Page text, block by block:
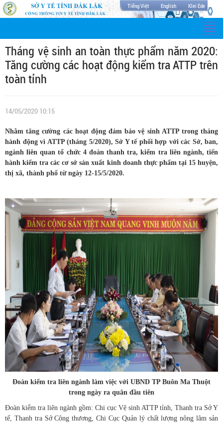
Tiếng Việt English Klei Ede
Tháng vệ sinh an toàn thực phẩm năm 2020:
Tăng cường các hoạt động kiểm tra ATTP trên
toàn tỉnh
14/05/2020 10:15
Nhằm tăng cường các hoạt động đảm bảo vệ sinh ATTP trong tháng
hành động vì ATTP (tháng 5/2020), Sở Y tế phối hợp với các Sở, ban,
ngành liên quan tổ chức 4 đoàn thanh tra, kiểm tra liên ngành, tiến
hành kiểm tra các cơ sở sản xuất kinh doanh thực phẩm tại 15 huyện,
thị xã, thành phố từ ngày 12-15/5/2020.
Đoàn kiểm tra liên ngành làm việc với UBND TP Buôn Ma Thuột
trong ngày ra quân đầu tiên
Đoàn kiểm tra liên ngành gồm: Chi cục Vệ sinh ATTP tỉnh, Thanh tra Sở Y
tế, Thanh tra Sở Công thương, Chi Cục Quản lý chất lượng nông lâm sản